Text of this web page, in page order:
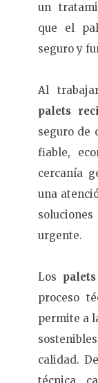
un
que el
seguro y
Al
palets
seguro de
fiable,
cercanía
una
urgente.
Los
proceso
permite a
calidad.